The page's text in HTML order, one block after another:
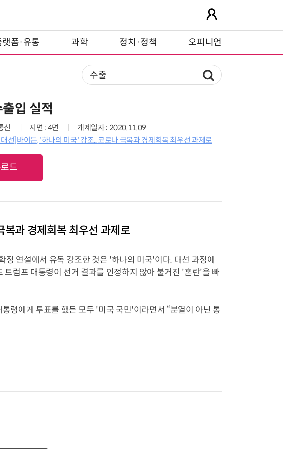
랫폼·유통 과학 정치·정책 오피니언
입 실적
신 지면 : 4면
개제일자 : 2020.11.09
대선]바이든, '하나의 미국' 강조...코로나 극복과 경제회복 최우선 과제로
드
과 경제회복 최우선 과제로
연설에서 유독 강조한 것은 '하나의 미국'이다. 대선 과정에
럼프 대통령이 선거 결과를 인정하지 않아 불거진 '혼란'을 빠
령에게 투표를 했든 모두 '미국 국민'이라면서 “분열이 아닌 통